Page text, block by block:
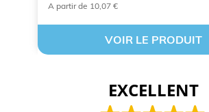
A partir de 10,07 €
VOIR LE PRODUIT
EXCELLENT